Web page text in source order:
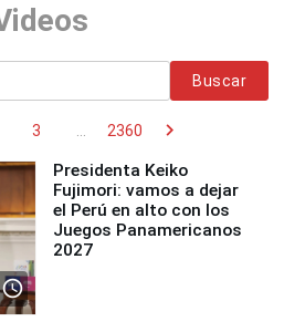
Buscar
3 2360 chevron_right
access_time
Presidenta Keiko
Fujimori: vamos a dejar
el Perú en alto con los
Juegos Panamericanos
2027